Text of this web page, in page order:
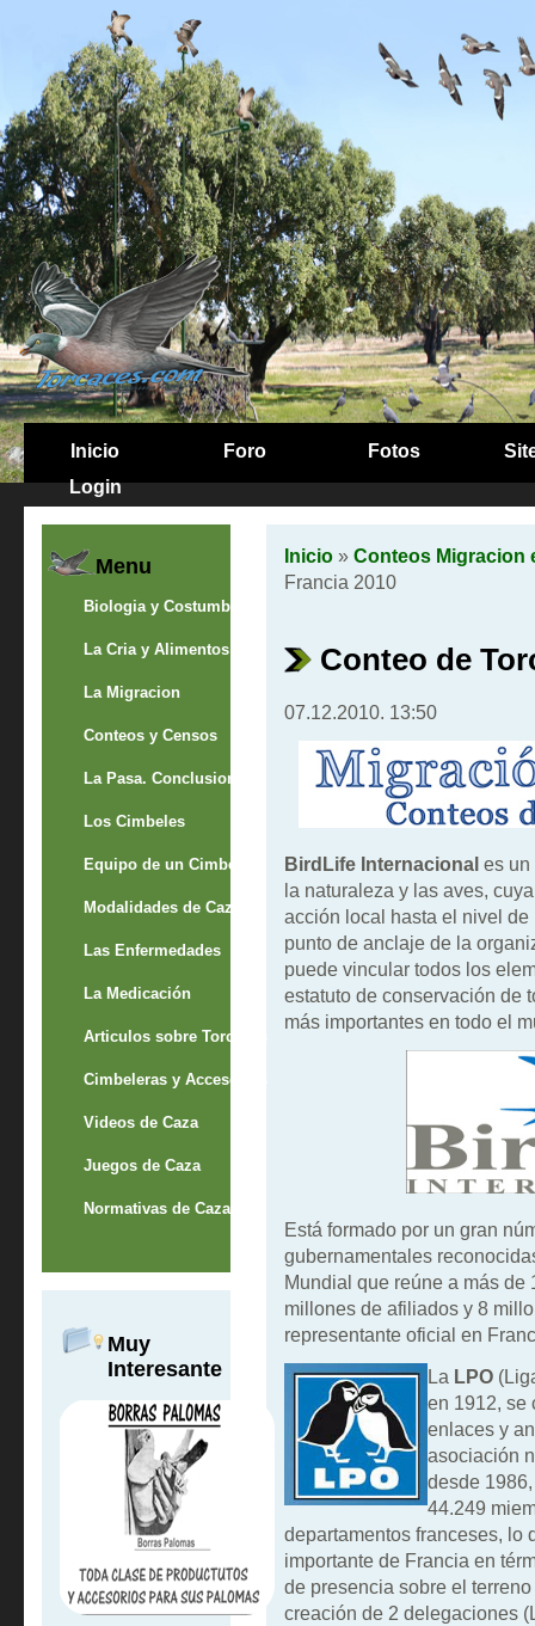
Inicio Foro Fotos
Login
Menu
Biologia y Costumbres
La Cria y Alimentos
La Migracion
Conteos y Censos
La Pasa. Conclusion
Los Cimbeles
Equipo de un Cimbelero
Modalidades de Caza
Las Enfermedades
La Medicación
Articulos sobre Torcaces
Cimbeleras y Accesorios
Videos de Caza
Juegos de Caza
Normativas de Caza
Muy
Interesante
Inicio» Conteos Migracion
Francia 2010
Conteo de
07.12.2010. 13:50
BirdLife Internacionales un
la naturaleza y las aves,
acción local hasta el nivel
punto de anclaje de la
puede vincular todos los
estatuto de conservación de
más importantes en todo el
Está formado por un gran
gubernamentales
Mundial que reúne a más
millones de afiliados y 8
representante oficial en
La LPO
en 1912, se
enlaces y
asociación
desde
44.249
departamentos franceses, lo
importante de Francia en
de presencia sobre el
creación de 2 delegaciones